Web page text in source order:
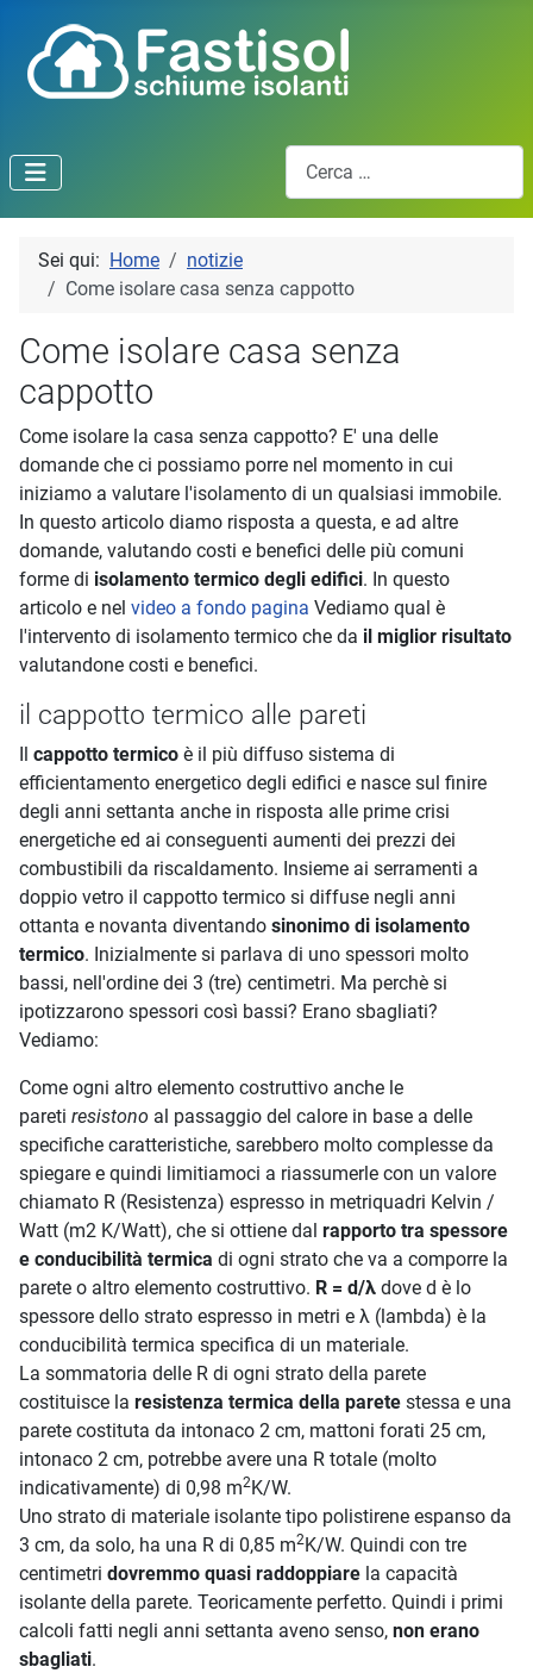
Sei qui: Home
notizie
Come isolare casa senza cappotto
Come isolare casa senza
cappotto
Come isolare la casa senza cappotto? E' una delle
domande che ci possiamo porre nel momento in cui
iniziamo a valutare l'isolamento di un qualsiasi immobile.
In questo articolo diamo risposta a questa, e ad altre
domande, valutando costi e benefici delle più comuni
forme di isolamento termico degli edifici. In questo
articolo e nel video a fondo pagina Vediamo qual è
l'intervento di isolamento termico che da il miglior risultato
valutandone costi e benefici.
il cappotto termico alle pareti
cappotto termico è il più diffuso sistema di
efficientamento energetico degli edifici e nasce sul finire
degli anni settanta anche in risposta alle prime crisi
energetiche ed ai conseguenti aumenti dei prezzi dei
combustibili da riscaldamento. Insieme ai serramenti a
doppio vetro il cappotto termico si diffuse negli anni
ottanta e novanta diventando sinonimo di isolamento
termico. Inizialmente si parlava di uno spessori molto
bassi, nell'ordine dei 3 (tre) centimetri. Ma perchè si
ipotizzarono spessori così bassi? Erano sbagliati?
Vediamo:
Come ogni altro elemento costruttivo anche le
pareti resistono al passaggio del calore in base a delle
specifiche caratteristiche, sarebbero molto complesse da
spiegare e quindi limitiamoci a riassumerle con un valore
chiamato R (Resistenza) espresso in metriquadri Kelvin /
Watt (m2 K/Watt), che si ottiene dal rapporto tra spessore
e conducibilità termica di ogni strato che va a comporre la
parete o altro elemento costruttivo. R = d/λ dove d è lo
spessore dello strato espresso in metri e λ (lambda) è la
conducibilità termica specifica di un materiale.
La sommatoria delle R di ogni strato della parete
costituisce la resistenza termica della parete stessa e una
parete costituta da intonaco 2 cm, mattoni forati 25 cm,
intonaco 2 cm, potrebbe avere una R totale (molto
indicativamente) di 0,98 m2K/W.
Uno strato di materiale isolante tipo polistirene espanso da
3 cm, da solo, ha una R di 0,85 m2K/W. Quindi con tre
centimetri dovremmo quasi raddoppiare la capacità
isolante della parete. Teoricamente perfetto. Quindi i primi
calcoli fatti negli anni settanta aveno senso, non erano
sbagliati.